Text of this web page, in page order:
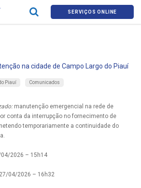
SERVIÇOS ONLINE
na cidade de Campo Largo do Piauí
Piauí Comunicados
manutenção emergencial na rede de
conta da interrupção no fornecimento de
temporariamente a continuidade do
2026 – 15h14
04/2026 – 16h32